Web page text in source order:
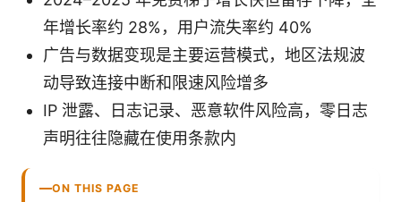
年增长率约 28%，用户流失率约 40%
广告与数据变现是主要运营模式，地区法规波
动导致连接中断和限速风险增多
IP 泄露、日志记录、恶意软件风险高，零日志
声明往往隐藏在使用条款内
ON THIS PAGE